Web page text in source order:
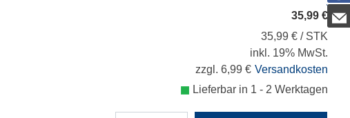
35,99 €
35,99 € / STK
inkl. 19% MwSt.
zzgl. 6,99 € Versandkosten
Lieferbar in 1 - 2 Werktagen